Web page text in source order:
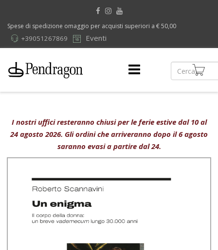
Spese di spedizione omaggio per acquisti superiori a € 50,00
Eventi
+39051267869
I nostri uffici resteranno chiusi per le ferie estive dal 10 al
24 agosto 2026. Gli ordini che arriveranno dopo il 6 agosto
saranno evasi a partire dal 24.